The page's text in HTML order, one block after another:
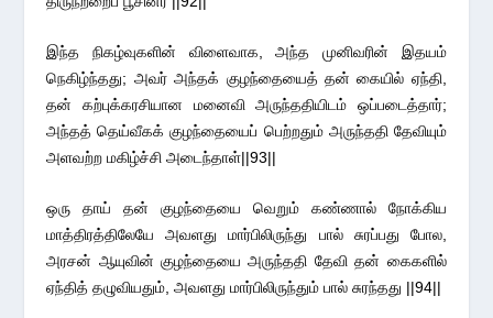
இந்த நிகழ்வுகளின் விளைவாக, அந்த முனிவரின் இதயம்
நெகிழ்ந்தது; அவர் அந்தக் குழந்தையைத் தன் கையில் ஏந்தி,
தன் கற்புக்கரசியான மனைவி அருந்ததியிடம் ஒப்படைத்தார்;
அந்தத் தெய்வீகக் குழந்தையைப் பெற்றதும் அருந்ததி தேவியும்
அளவற்ற மகிழ்ச்சி அடைந்தாள்||93||
ஒரு தாய் தன் குழந்தையை வெறும் கண்ணால் நோக்கிய
மாத்திரத்திலேயே அவளது மார்பிலிருந்து பால் சுரப்பது போல,
அரசன் ஆயுவின் குழந்தையை அருந்ததி தேவி தன் கைகளில்
ஏந்தித் தழுவியதும், அவளது மார்பிலிருந்தும் பால் சுரந்தது ||94||